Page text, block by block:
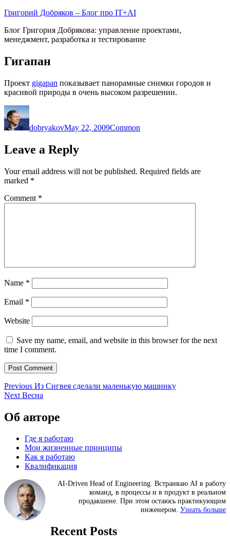
Skip
content
Григорий Добряков – Блог про IT+AI
Блог Григория Добрякова: управление проектами,
менеджмент, разработка и тестирование
Гигапан
Проект gigapan показывает панорамные снимки городов и
красивой природы в очень высоком разрешении.
Author
dobryakovMay 22, 2009Common
Leave a Reply
Your email address will not be published. Required fields are
marked *
Comment *
Name *
Email *
Website
Save my name, email, and website in this browser for the next
time I comment.
Post
navigation
Previous Previous
post:
Из Сигвея сделали маленькую машинку
Next Next
Весна
Об авторе
Где я работаю
Мои жизненные принципы
Как я работаю
Квалификация
AI-Driven Head of Engineering. Встраиваю AI в работу
команд, в процессы и в продукт в реальном
продакшене. При этом остаюсь практикующим
инженером. Узнать больше
Recent Posts